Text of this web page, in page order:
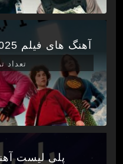
آهنگ های فیلم A Minecraft Movie 2025
تعداد
پلی لیست